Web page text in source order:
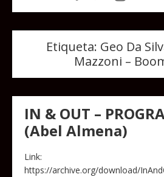
Etiqueta: Geo Da
Mazzoni –
IN & OUT –
(Abel Almena)
Link:
https://archive.org/download/